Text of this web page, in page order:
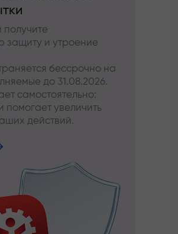
получите
защиту и утроение
бессрочно на
до 31.08.2026.
самостоятельно:
помогает увеличить
действий.